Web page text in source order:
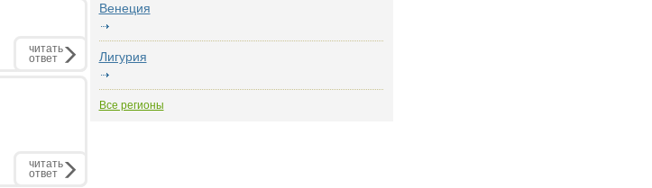
читать
ответ
читать
ответ
Венеция
Лигурия
Все регионы